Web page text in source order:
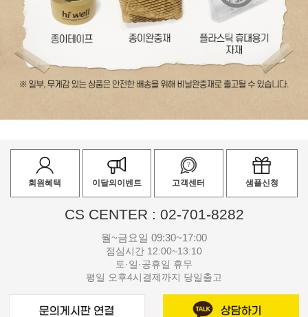
회원혜택 이달의이벤트 고객센터 샘플신청
CS CENTER : 02-701-8282
월~금요일 09:30~17:00
점심시간 12:00~13:10
토·일·공휴일 휴무
평일 오후4시결제까지 당일출고